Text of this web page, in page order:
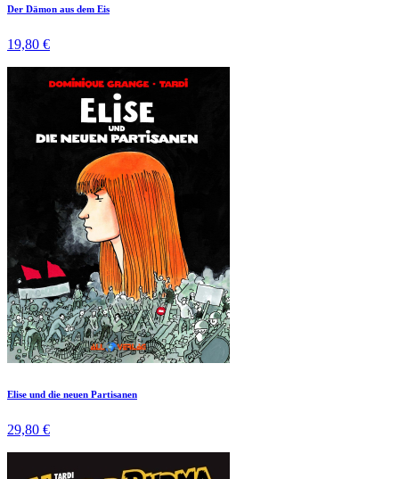
Der Dämon aus dem Eis
19,80 €
Elise und die neuen Partisanen
29,80 €